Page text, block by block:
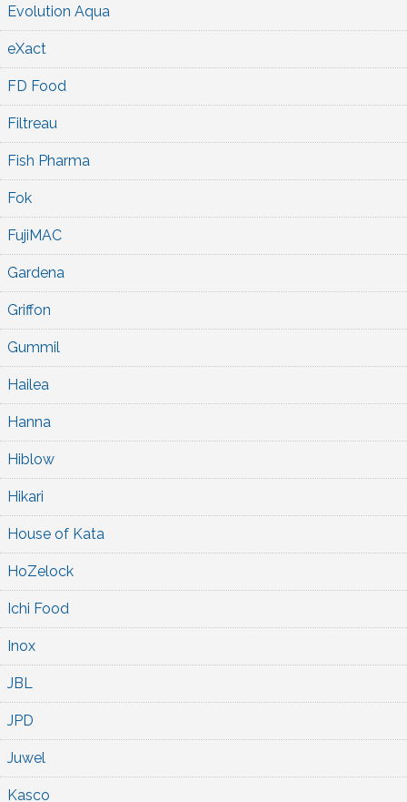
Evolution Aqua
eXact
FD Food
Filtreau
Fish Pharma
Fok
FujiMAC
Gardena
Griffon
Gummil
Hailea
Hanna
Hiblow
Hikari
House of Kata
HoZelock
Ichi Food
Inox
JBL
JPD
Juwel
Kasco